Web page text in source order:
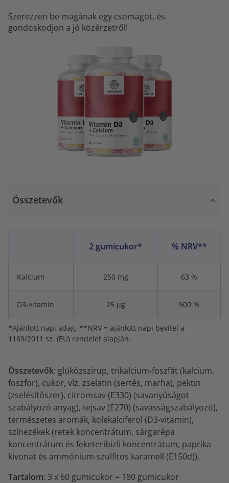
Szerezzen be magának egy csomagot, és
gondoskodjon a jó közérzetről!
Összetevők
2 gumicukor* % NRV**
Kalcium 250 mg 63 %
D3-vitamin 25 μg 500 %
*Ajánlott napi adag. **NRV = ajánlott napi bevitel a
1169/2011 sz. (EU) rendelet alapján.
Összetevők: glükózszirup, trikalcium-foszfát (kalcium,
foszfor), cukor, víz, zselatin (sertés, marha), pektin
(zselésítőszer), citromsav (E330) (savanyúságot
szabályozó anyag), tejsav (E270) (savasságszabályozó),
természetes aromák, kolekalciferol (D3-vitamin),
színezékek (retek koncentrátum, sárgarépa
koncentrátum és feketeribizli koncentrátum, paprika
kivonat és ammónium-szulfitos karamell (E150d)).
Tartalom: 3 x 60 gumicukor = 180 gumicukor